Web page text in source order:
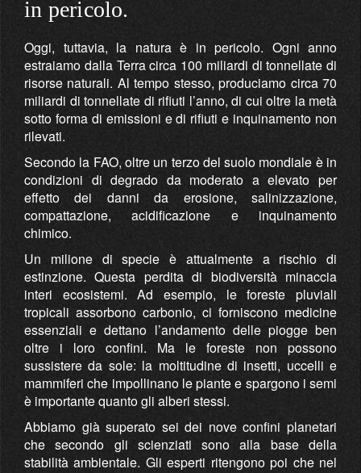
in pericolo.
Oggi, tuttavia, la natura è in pericolo. Ogni anno
estraiamo dalla Terra circa 100 miliardi di tonnellate di
risorse naturali. Al tempo stesso, produciamo circa 70
miliardi di tonnellate di rifiuti l’anno, di cui oltre la metà
sotto forma di emissioni e di rifiuti e inquinamento non
rilevati.
Secondo la FAO, oltre un terzo del suolo mondiale è in
condizioni di degrado da moderato a elevato per
effetto dei danni da erosione, salinizzazione,
compattazione, acidificazione e inquinamento
chimico.
Un milione di specie è attualmente a rischio di
estinzione. Questa perdita di biodiversità minaccia
interi ecosistemi. Ad esempio, le foreste pluviali
tropicali assorbono carbonio, ci forniscono medicine
essenziali e dettano l’andamento delle piogge ben
oltre i loro confini. Ma le foreste non possono
sussistere da sole: la moltitudine di insetti, uccelli e
mammiferi che impollinano le piante e spargono i semi
è importante quanto gli alberi stessi.
Abbiamo già superato sei dei nove confini planetari
che secondo gli scienziati sono alla base della
stabilità ambientale. Gli esperti ritengono poi che nel